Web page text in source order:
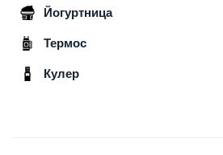
Йогуртница
Термос
Кулер